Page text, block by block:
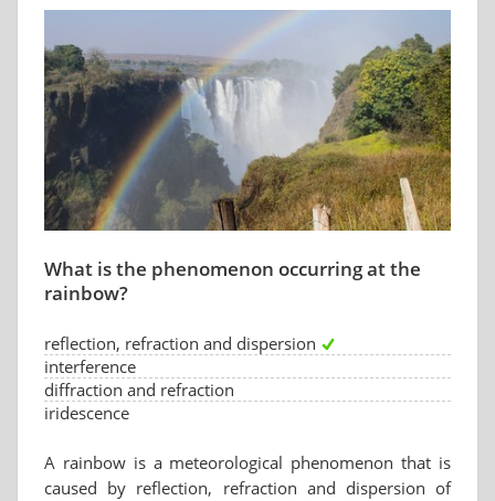
What is the phenomenon occurring at the
rainbow?
reflection, refraction and dispersion
interference
diffraction and refraction
iridescence
A rainbow is a meteorological phenomenon that is
caused by reflection, refraction and dispersion of